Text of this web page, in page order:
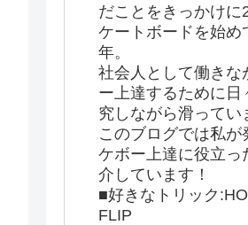
だことをきっかけに
ケートボードを始め
年。
社会人として働きな
ー上達するために日
究しながら滑ってい
このブログでは私が
ケボー上達に役立っ
介しています！
■好きなトリック
FLIP